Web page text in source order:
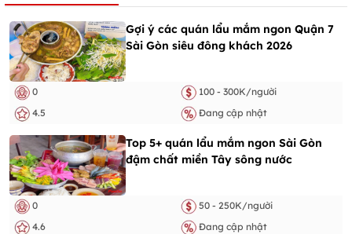
Gợi ý các quán lẩu mắm ngon Quận 7
Sài Gòn siêu đông khách 2026
0
100 - 300K/người
4.5
Đang cập nhật
Top 5+ quán lẩu mắm ngon Sài Gòn
đậm chất miền Tây sông nước
0
50 - 250K/người
4.6
Đang cập nhật